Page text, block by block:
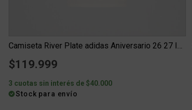
Camiseta River Plate adidas Aniversario 26 27 Infantil
$119.999
3 cuotas sin interés de $40.000
Stock para envío